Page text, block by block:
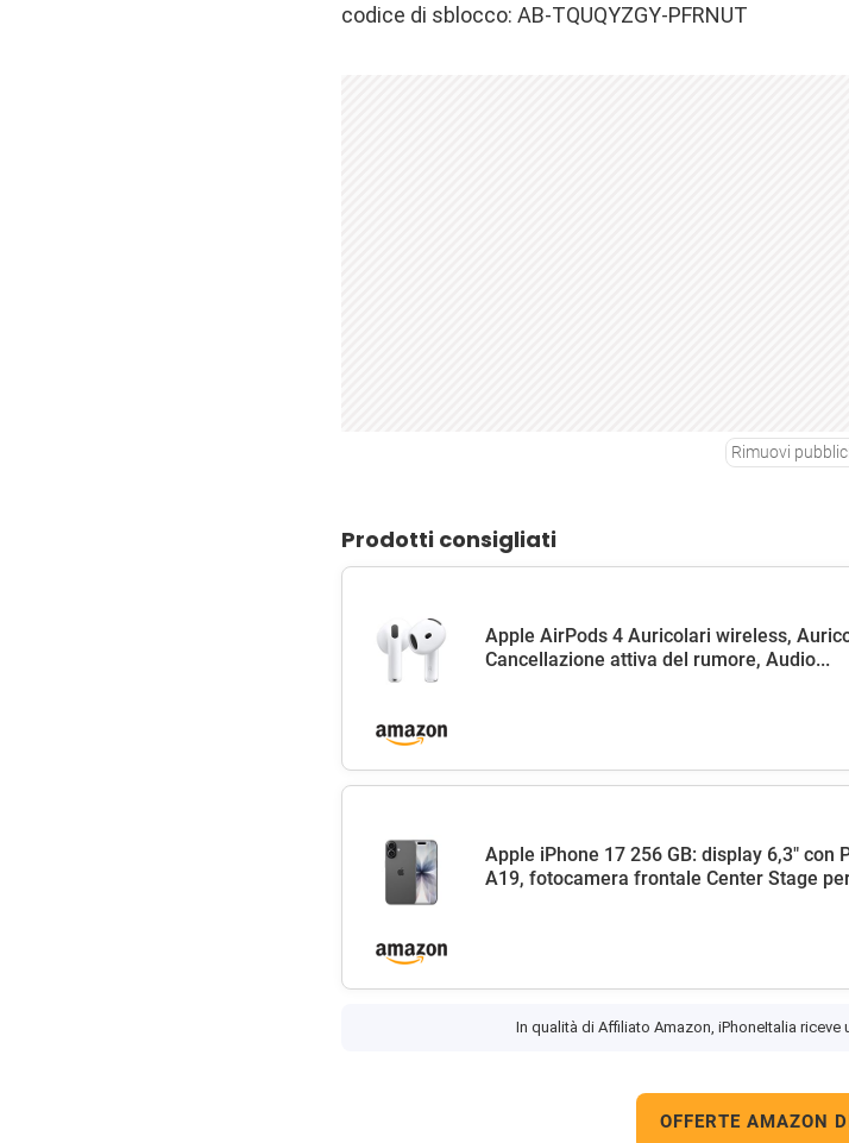
codice di sblocco: AB-TQUQYZGY-PFRNUT
Rimuovi
Prodotti consigliati
Apple AirPods 4 Auricolari wireless,
Cancellazione attiva del rumore, Audio...
Apple iPhone 17 256 GB: display 6,3" con
A19, fotocamera frontale Center Stage
In qualità di Affiliato Amazon, iPhoneItalia
OFFERTE AMAZON